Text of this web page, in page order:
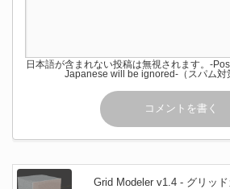
日本語が含まれない投稿は無視されます。-
Japanese will be ignored-（スパム対
Grid Modeler v1.4 - グリッ